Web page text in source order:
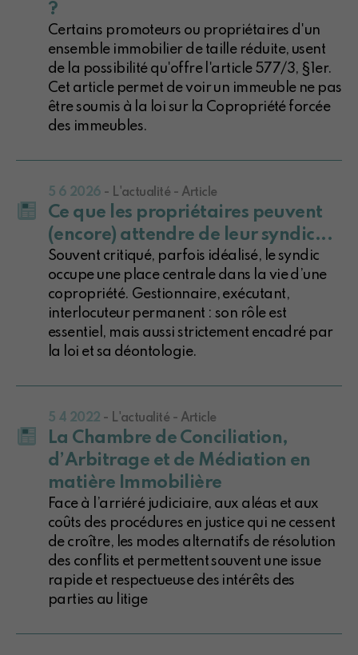
?
Certains promoteurs ou propriétaires d'un
ensemble immobilier de taille réduite, usent
de la possibilité qu'offre l'article 577/3, §1er.
Cet article permet de voir un immeuble ne pas
être soumis à la loi sur la Copropriété forcée
des immeubles.
5 6 2026 - L'actualité - Article
Ce que les propriétaires peuvent
(encore) attendre de leur syndic...
Souvent critiqué, parfois idéalisé, le syndic
occupe une place centrale dans la vie d’une
copropriété. Gestionnaire, exécutant,
interlocuteur permanent : son rôle est
essentiel, mais aussi strictement encadré par
la loi et sa déontologie.
5 4 2022 - L'actualité - Article
La Chambre de Conciliation,
d’Arbitrage et de Médiation en
matière Immobilière
Face à l’arriéré judiciaire, aux aléas et aux
coûts des procédures en justice qui ne cessent
de croître, les modes alternatifs de résolution
des conflits et permettent souvent une issue
rapide et respectueuse des intérêts des
parties au litige